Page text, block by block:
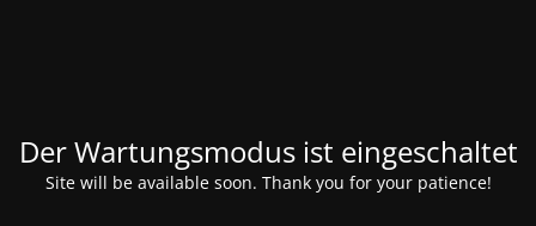
Der Wartungsmodus ist eingeschaltet
Site will be available soon. Thank you for your patience!